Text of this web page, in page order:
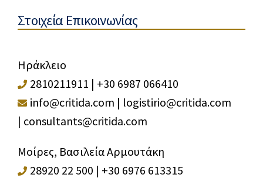
Στοιχεία Επικοινωνίας
Ηράκλειο
2810211911 | +30 6987 066410
info@critida.com | logistirio@critida.com
| consultants@critida.com
Μοίρες, Βασιλεία Αρμουτάκη
28920 22 500 | +30 6976 613315